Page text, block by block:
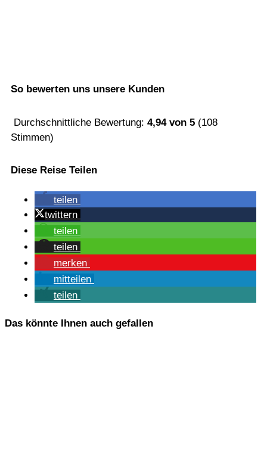
So bewerten uns unsere Kunden
Durchschnittliche Bewertung: 4,94von 5 (108
Stimmen)
Diese Reise Teilen
tei­len
twit­tern
tei­len
tei­len
mer­ken
mit­tei­len
tei­len
Das könnte Ihnen auch gefallen